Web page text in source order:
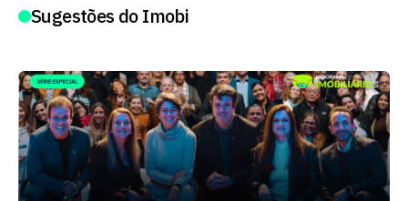
Sugestões do Imobi